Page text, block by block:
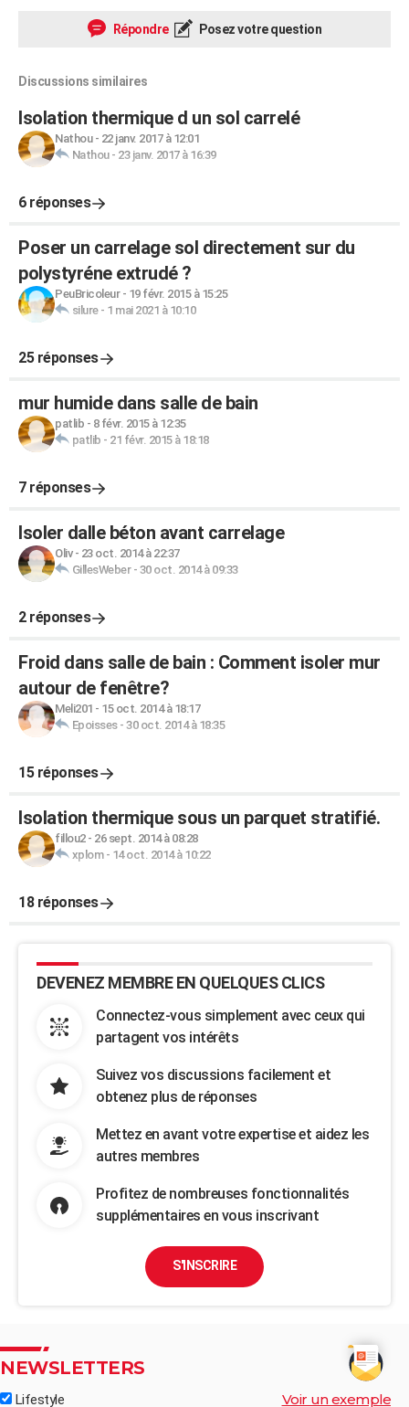
Répondre Posez votre question
Discussions similaires
Isolation thermique d un sol carrelé
Nathou- 22 janv. 2017 à 12:01
Nathou- 23 janv. 2017 à 16:39
6 réponses
Poser un carrelage sol directement sur du
polystyréne extrudé ?
PeuBricoleur- 19 févr. 2015 à 15:25
silure- 1 mai 2021 à 10:10
25 réponses
mur humide dans salle de bain
patlib - 8 févr. 2015 à 12:35
patlib - 21 févr. 2015 à 18:18
7 réponses
Isoler dalle béton avant carrelage
Oliv- 23 oct. 2014 à 22:37
GillesWeber- 30 oct. 2014 à 09:33
2 réponses
Froid dans salle de bain : Comment isoler mur
autour de fenêtre?
Meli201 - 15 oct. 2014 à 18:17
Epoisses- 30 oct. 2014 à 18:35
15 réponses
Isolation thermique sous un parquet stratifié.
fillou2- 26 sept. 2014 à 08:28
xplom- 14 oct. 2014 à 10:22
18 réponses
DEVENEZ MEMBRE EN QUELQUES CLICS
Connectez-vous simplement avec ceux qui
partagent vos intérêts
Suivez vos discussions facilement et
obtenez plus de réponses
Mettez en avant votre expertise et aidez les
autres membres
Profitez de nombreuses fonctionnalités
supplémentaires en vous inscrivant
S'INSCRIRE
NEWSLETTERS
Lifestyle Voir un exemple